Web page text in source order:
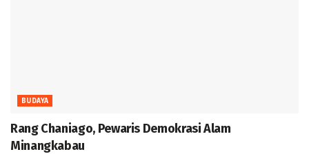
BUDAYA
Rang Chaniago, Pewaris Demokrasi Alam
Minangkabau ‎